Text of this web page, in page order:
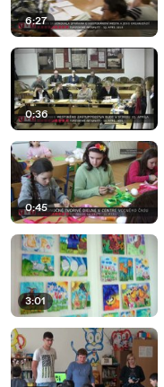
6:27
0:36
0:45
3:01